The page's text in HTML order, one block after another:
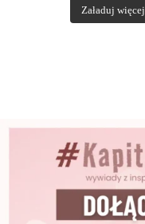
Załaduj więcej